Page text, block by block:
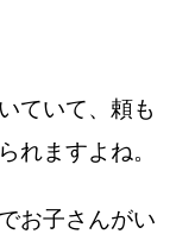
ていて、頼も
れますよね。
お子さんがい